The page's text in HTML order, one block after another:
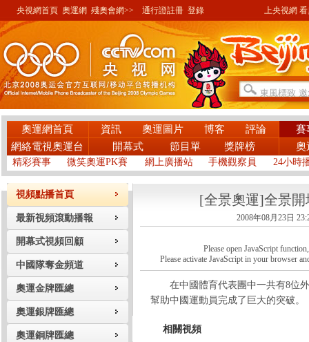
央視網首頁 奧運網 殘奧會網>> 通行證註冊 登錄 上央視網 看奧
奧運網首頁 資訊 奧運圖片 博客 評論
賽
網絡電視奧運台
開幕式 節目單 獎牌榜 奧
精彩賽事 微笑奧運PK賽 網上廣播站 手機觀察員 24小時
視頻點播首頁
最新視頻滾動播報
開幕式視頻回顧
中國隊奪金頻道
奧運金牌匯總
奧運銀牌匯總
奧運銅牌匯總
[全景奧運]全景
2008年08月23日
Please open JavaScript
Please activate JavaScript in your browser
在中國體育代表團中一共有8位外
幫助中國運動員完成了巨大的突破。
相關視頻